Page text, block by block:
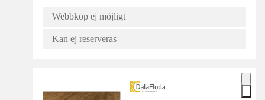
Webbköp ej möjligt
Kan ej reserveras